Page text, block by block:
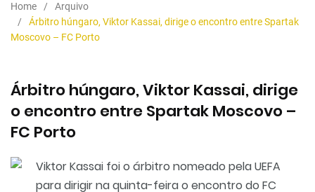
Home
Arquivo
Árbitro húngaro, Viktor Kassai, dirige o encontro entre Spartak
Moscovo – FC Porto
Árbitro húngaro, Viktor Kassai, dirige
o encontro entre Spartak Moscovo –
FC Porto
Viktor Kassai foi o árbitro nomeado pela UEFA
para dirigir na quinta-feira o encontro do FC